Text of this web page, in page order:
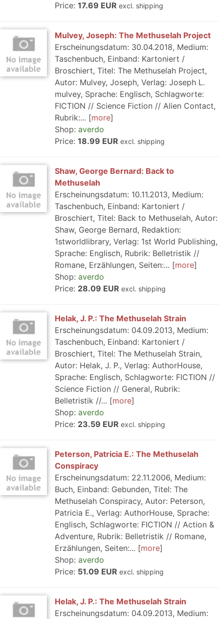
Price: 17.69 EUR excl. shipping
Mulvey, Joseph: The Methuselah Project
Erscheinungsdatum: 30.04.2018, Medium:
Taschenbuch, Einband: Kartoniert /
Broschiert, Titel: The Methuselah Project,
Autor: Mulvey, Joseph, Verlag: Joseph L.
mulvey, Sprache: Englisch, Schlagworte:
FICTION // Science Fiction // Alien Contact,
Rubrik:...
more
Shop: averdo
Price: 18.99 EUR excl. shipping
Shaw, George Bernard: Back to
Methuselah
Erscheinungsdatum: 10.11.2013, Medium:
Taschenbuch, Einband: Kartoniert /
Broschiert, Titel: Back to Methuselah, Autor:
Shaw, George Bernard, Redaktion:
1stworldlibrary, Verlag: 1st World Publishing,
Sprache: Englisch, Rubrik: Belletristik //
Romane, Erzählungen, Seiten:...
more
Shop: averdo
Price: 28.09 EUR excl. shipping
Helak, J. P.: The Methuselah Strain
Erscheinungsdatum: 04.09.2013, Medium:
Taschenbuch, Einband: Kartoniert /
Broschiert, Titel: The Methuselah Strain,
Autor: Helak, J. P., Verlag: AuthorHouse,
Sprache: Englisch, Schlagworte: FICTION //
Science Fiction // General, Rubrik:
Belletristik //...
more
Shop: averdo
Price: 23.59 EUR excl. shipping
Peterson, Patricia E.: The Methuselah
Conspiracy
Erscheinungsdatum: 22.11.2006, Medium:
Buch, Einband: Gebunden, Titel: The
Methuselah Conspiracy, Autor: Peterson,
Patricia E., Verlag: AuthorHouse, Sprache:
Englisch, Schlagworte: FICTION // Action &
Adventure, Rubrik: Belletristik // Romane,
Erzählungen, Seiten:...
more
Shop: averdo
Price: 51.09 EUR excl. shipping
Helak, J. P.: The Methuselah Strain
Erscheinungsdatum: 04.09.2013, Medium: